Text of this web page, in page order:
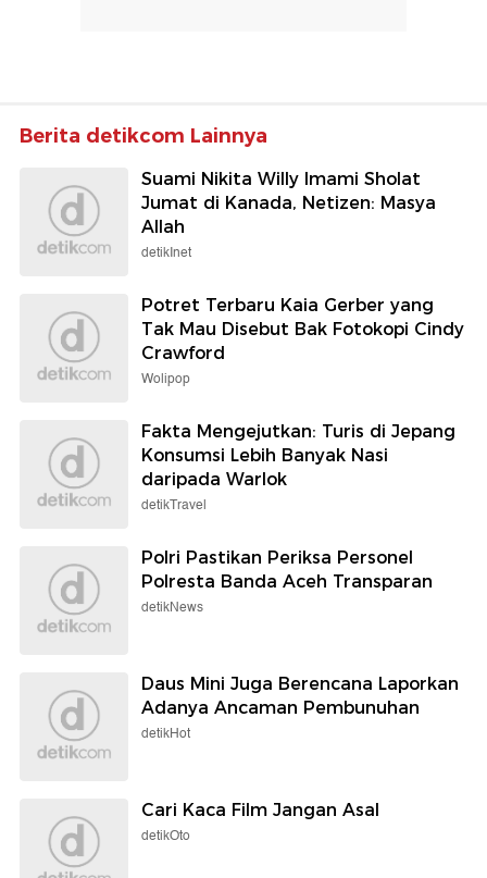
Berita detikcom Lainnya
Suami Nikita Willy Imami Sholat
Jumat di Kanada, Netizen: Masya
Allah
detikInet
Potret Terbaru Kaia Gerber yang
Tak Mau Disebut Bak Fotokopi Cindy
Crawford
Wolipop
Fakta Mengejutkan: Turis di Jepang
Konsumsi Lebih Banyak Nasi
daripada Warlok
detikTravel
Polri Pastikan Periksa Personel
Polresta Banda Aceh Transparan
detikNews
Daus Mini Juga Berencana Laporkan
Adanya Ancaman Pembunuhan
detikHot
Cari Kaca Film Jangan Asal
detikOto